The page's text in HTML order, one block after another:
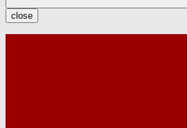
close